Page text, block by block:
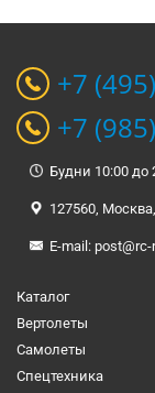
+7
+7
Будни 10:00 до
127560,
E-mail:
Каталог
Вертолеты
Самолеты
Спецтехника